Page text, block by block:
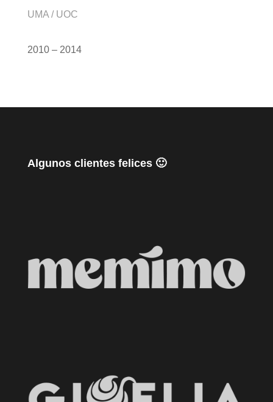
UMA / UOC
2010 – 2014
Algunos clientes felices 🙂